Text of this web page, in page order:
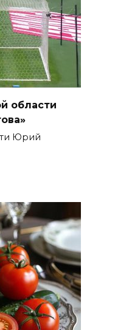
области
Юрий